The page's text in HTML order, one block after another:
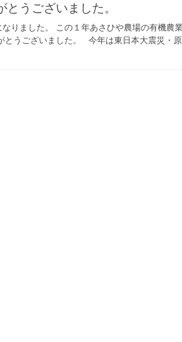
とうございました。
りました。 この１年あさひや農場の有機農
とうございました。 今年は東日本大震災・